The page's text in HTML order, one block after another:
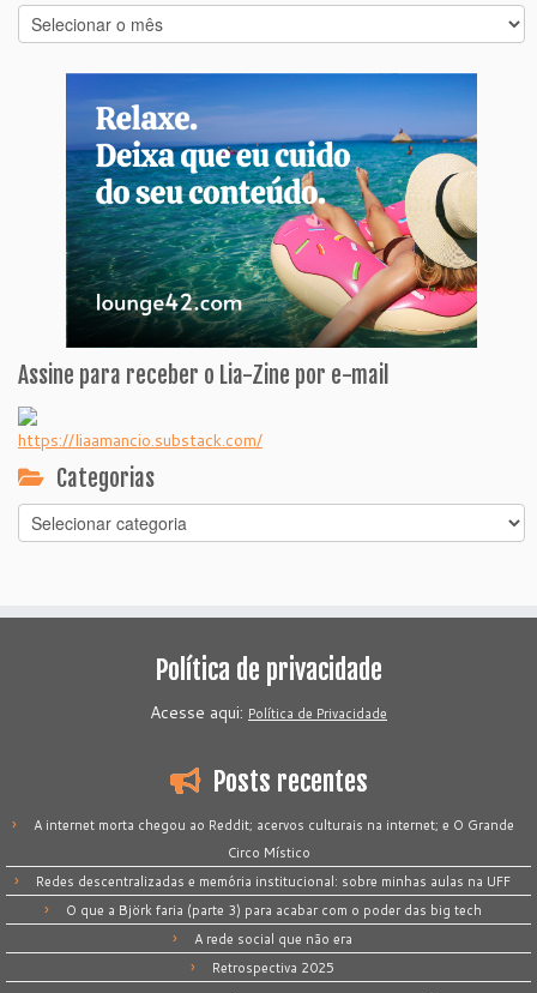
Arquivos
Assine para receber o Lia-Zine por e-mail
https://liaamancio.substack.com/
Categorias
Categorias
Política de privacidade
Acesse aqui: Política de Privacidade
Posts recentes
A internet morta chegou ao Reddit; acervos culturais na internet; e O Grande
Circo Místico
Redes descentralizadas e memória institucional: sobre minhas aulas na UFF
O que a Björk faria (parte 3) para acabar com o poder das big tech
A rede social que não era
Retrospectiva 2025